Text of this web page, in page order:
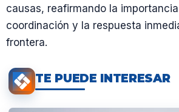
causas, reafirmando la
coordinación y la respuesta
frontera.
TE PUEDE INTERESAR